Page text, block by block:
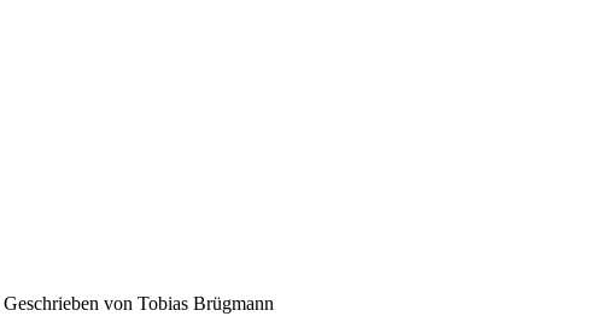
Geschrieben von Tobias Brügmann